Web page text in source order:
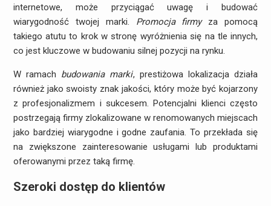
internetowe, może przyciągać uwagę i budować
wiarygodność twojej marki. Promocja firmyza pomocą
takiego atutu to krok w stronę wyróżnienia się na tle innych,
co jest kluczowe w budowaniu silnej pozycji na rynku.
W ramach budowania marki, prestiżowa lokalizacja działa
również jako swoisty znak jakości, który może być kojarzony
z profesjonalizmem i sukcesem. Potencjalni klienci często
postrzegają firmy zlokalizowane w renomowanych miejscach
jako bardziej wiarygodne i godne zaufania. To przekłada się
na zwiększone zainteresowanie usługami lub produktami
oferowanymi przez taką firmę.
Szeroki dostęp do klientów